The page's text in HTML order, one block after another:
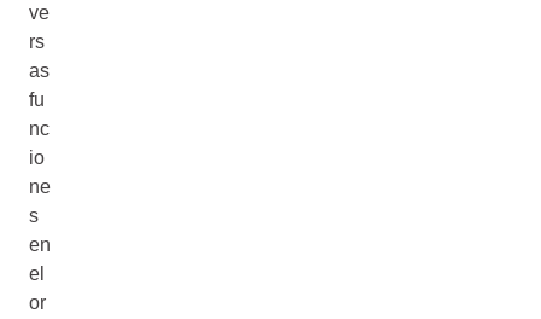
ve
rs
as
fu
nc
io
ne
s
en
el
or